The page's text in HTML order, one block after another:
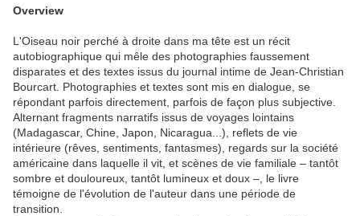
Overview
L'Oiseau noir perché à droite dans ma tête est un récit
autobiographique qui mêle des photographies faussement
disparates et des textes issus du journal intime de Jean-Christian
Bourcart. Photographies et textes sont mis en dialogue, se
répondant parfois directement, parfois de façon plus subjective.
Alternant fragments narratifs issus de voyages lointains
(Madagascar, Chine, Japon, Nicaragua...), reflets de vie
intérieure (rêves, sentiments, fantasmes), regards sur la société
américaine dans laquelle il vit, et scènes de vie familiale – tantôt
sombre et douloureux, tantôt lumineux et doux –, le livre
témoigne de l'évolution de l'auteur dans une période de
transition.